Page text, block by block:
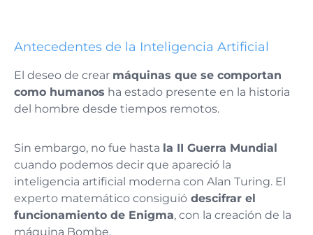
Antecedentes de la Inteligencia Artificial
El deseo de crear máquinas que se comportan
como humanos ha estado presente en la historia
del hombre desde tiempos remotos.
Sin embargo, no fue hasta la II Guerra Mundial
cuando podemos decir que apareció la
inteligencia artificial moderna con Alan Turing. El
experto matemático consiguió descifrar el
funcionamiento de Enigma, con la creación de la
máquina Bombe.